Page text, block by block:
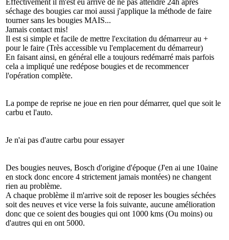
Effectivement il m'est eu arrivé de ne pas attendre 24h après
séchage des bougies car moi aussi j'applique la méthode de faire
tourner sans les bougies MAIS...
Jamais contact mis!
Il est si simple et facile de mettre l'excitation du démarreur au +
pour le faire (Très accessible vu l'emplacement du démarreur)
En faisant ainsi, en général elle a toujours redémarré mais parfois
cela a impliqué une redépose bougies et de recommencer
l'opération complète.
La pompe de reprise ne joue en rien pour démarrer, quel que soit le
carbu et l'auto.
Je n'ai pas d'autre carbu pour essayer
Des bougies neuves, Bosch d'origine d'époque (J'en ai une 10aine
en stock donc encore 4 strictement jamais montées) ne changent
rien au problème.
A chaque problème il m'arrive soit de reposer les bougies séchées
soit des neuves et vice verse la fois suivante, aucune amélioration
donc que ce soient des bougies qui ont 1000 kms (Ou moins) ou
d'autres qui en ont 5000.